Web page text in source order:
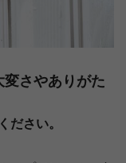
さやありがた
さい。